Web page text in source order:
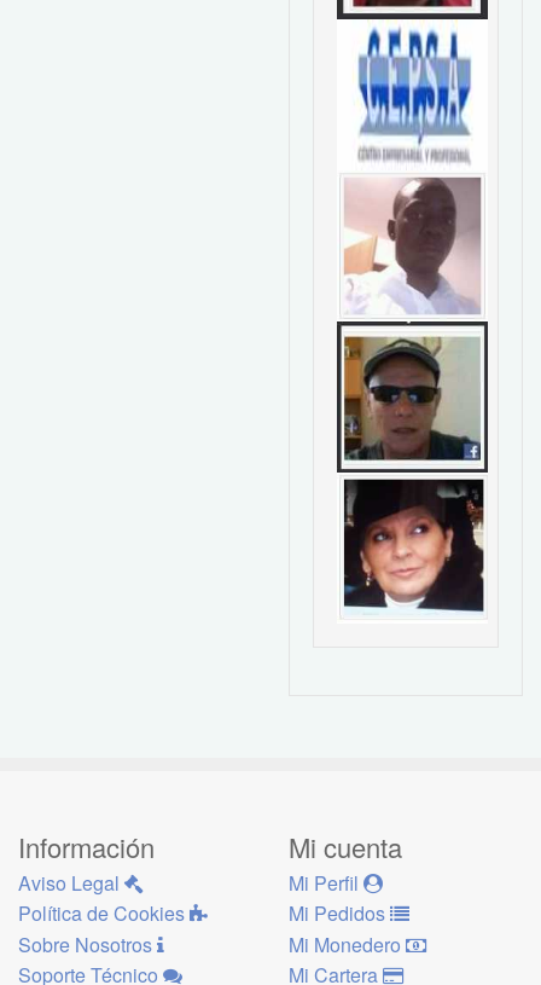
Información
Aviso Legal
Política de Cookies
Sobre Nosotros
Soporte Técnico
Mi cuenta
Mi Perfil
Mi Pedidos
Mi Monedero
Mi Cartera